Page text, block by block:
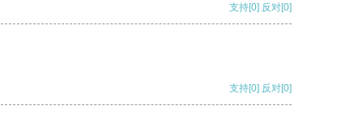
支持[0] 反对[0]
支持[0] 反对[0]